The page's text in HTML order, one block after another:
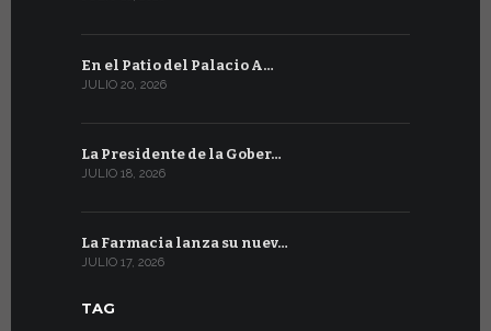
En el Patio del Palacio A…
JULIO 20, 2026
La Presidente de la Gober…
JULIO 18, 2026
La Farmacia lanza su nuev…
JULIO 17, 2026
TAG